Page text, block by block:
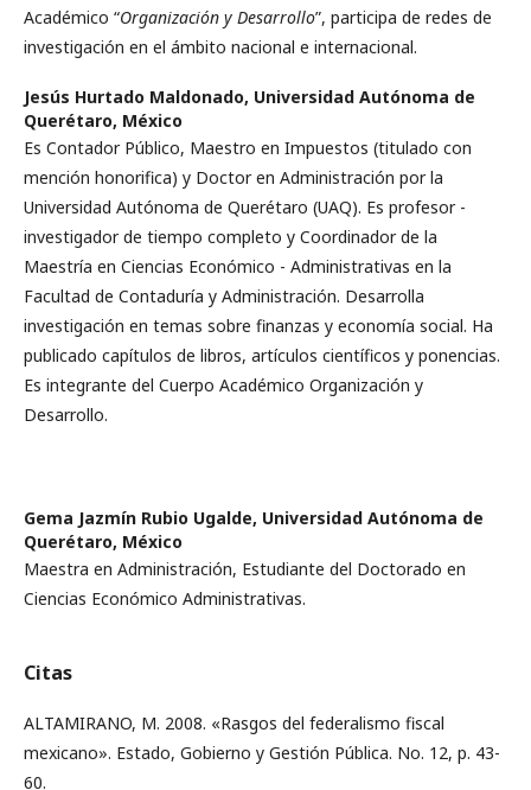
Académico “Organización y Desarrollo”, participa de redes de
investigación en el ámbito nacional e internacional.
Jesús Hurtado Maldonado, Universidad Autónoma de
Querétaro, México
Es Contador Público, Maestro en Impuestos (titulado con
mención honorifica) y Doctor en Administración por la
Universidad Autónoma de Querétaro (UAQ). Es profesor -
investigador de tiempo completo y Coordinador de la
Maestría en Ciencias Económico - Administrativas en la
Facultad de Contaduría y Administración. Desarrolla
investigación en temas sobre finanzas y economía social. Ha
publicado capítulos de libros, artículos científicos y ponencias.
Es integrante del Cuerpo Académico Organización y
Desarrollo.
Gema Jazmín Rubio Ugalde, Universidad Autónoma de
Querétaro, México
Maestra en Administración, Estudiante del Doctorado en
Ciencias Económico Administrativas.
Citas
ALTAMIRANO, M. 2008. «Rasgos del federalismo fiscal
mexicano». Estado, Gobierno y Gestión Pública. No. 12, p. 43-
60.